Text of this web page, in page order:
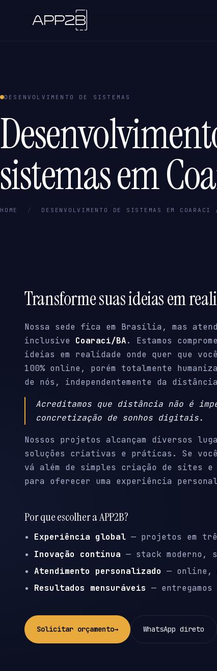
DESENVOLVIMENTO DE SISTEMAS
sistemas em
HOME / DESENVOLVIMENTO DE SISTEMAS EM
Transforme suas ideias em
Nossa sede fica em Brasília, mas
inclusive Coaraci/BA. Estamos
ideias em realidade onde quer que
100% online, porém totalmente
de nós, independentemente da
Acreditamos que distância não é
concretização de sonhos digitais.
Nossos projetos alcançam diversos
soluções criativas e práticas. Se você
vá além de simples criação de sites
para oferecer uma experiência
Por que escolher a APP2B?
Experiência global — projetos em
Inovação contínua — stack moderno,
Atendimento personalizado — online,
Resultados mensuráveis —
Solicitar orçamento→ WhatsApp direto